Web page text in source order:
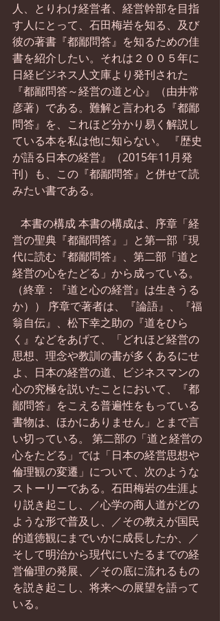
人、とりわけ経営者、経営幹部を目指
す人にとって、石田梅岩を知る、及び
彼の著書『都鄙問答』を知るための佳
書を紹介したい。それは２００５年に
日経ビジネス人文庫より発刊された
『都鄙問答～経営の道と心』（由井常
彦著）である。難解と言われる『都鄙
問答』を、これほど分かり易く解説し
ている本を私は他に知らない。 『歴史
が語る日本の経営』（2015年11月発
刊）も、この『都鄙問答』と併せて読
みたい書である。
営の聖典『都鄙問答』」と第一部「現
代に読む『都鄙問答』、第二部「道と
経営の心をたどる」から成っている。
（終章：『道と心の経営』は生きうる
か）） 序章で著者は、『論語』、『福
翁自伝』、松下幸之助の『道をひら
く』などをあげて、「どれほど経営の
思想、理念や教訓の書が多くあるにせ
よ、日本の経営の道、ビジネスマンの
心の究極を説いたことにおいて、『都
鄙問答』をこえる普遍性をもっている
書物は、ほかにありません」とまで言
い切っている。 第二部の「道と経営の
心をたどる」では「日本の経営思想や
倫理観の変遷」について、次のような
ストーリーである。石田梅岩の生涯よ
り説き起こし、／心学の商人道がどの
ような形で普及し、／その教えが国民
的道徳観にまでいかに成長したか、／
そして明治から現代にいたるまでの経
営倫理の発展、／その底に流れるもの
を説き起こし、将来への展望を語って
いる。